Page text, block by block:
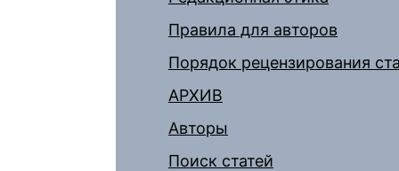
Правила для авторов
Порядок рецензирования
АРХИВ
Авторы
Поиск статей